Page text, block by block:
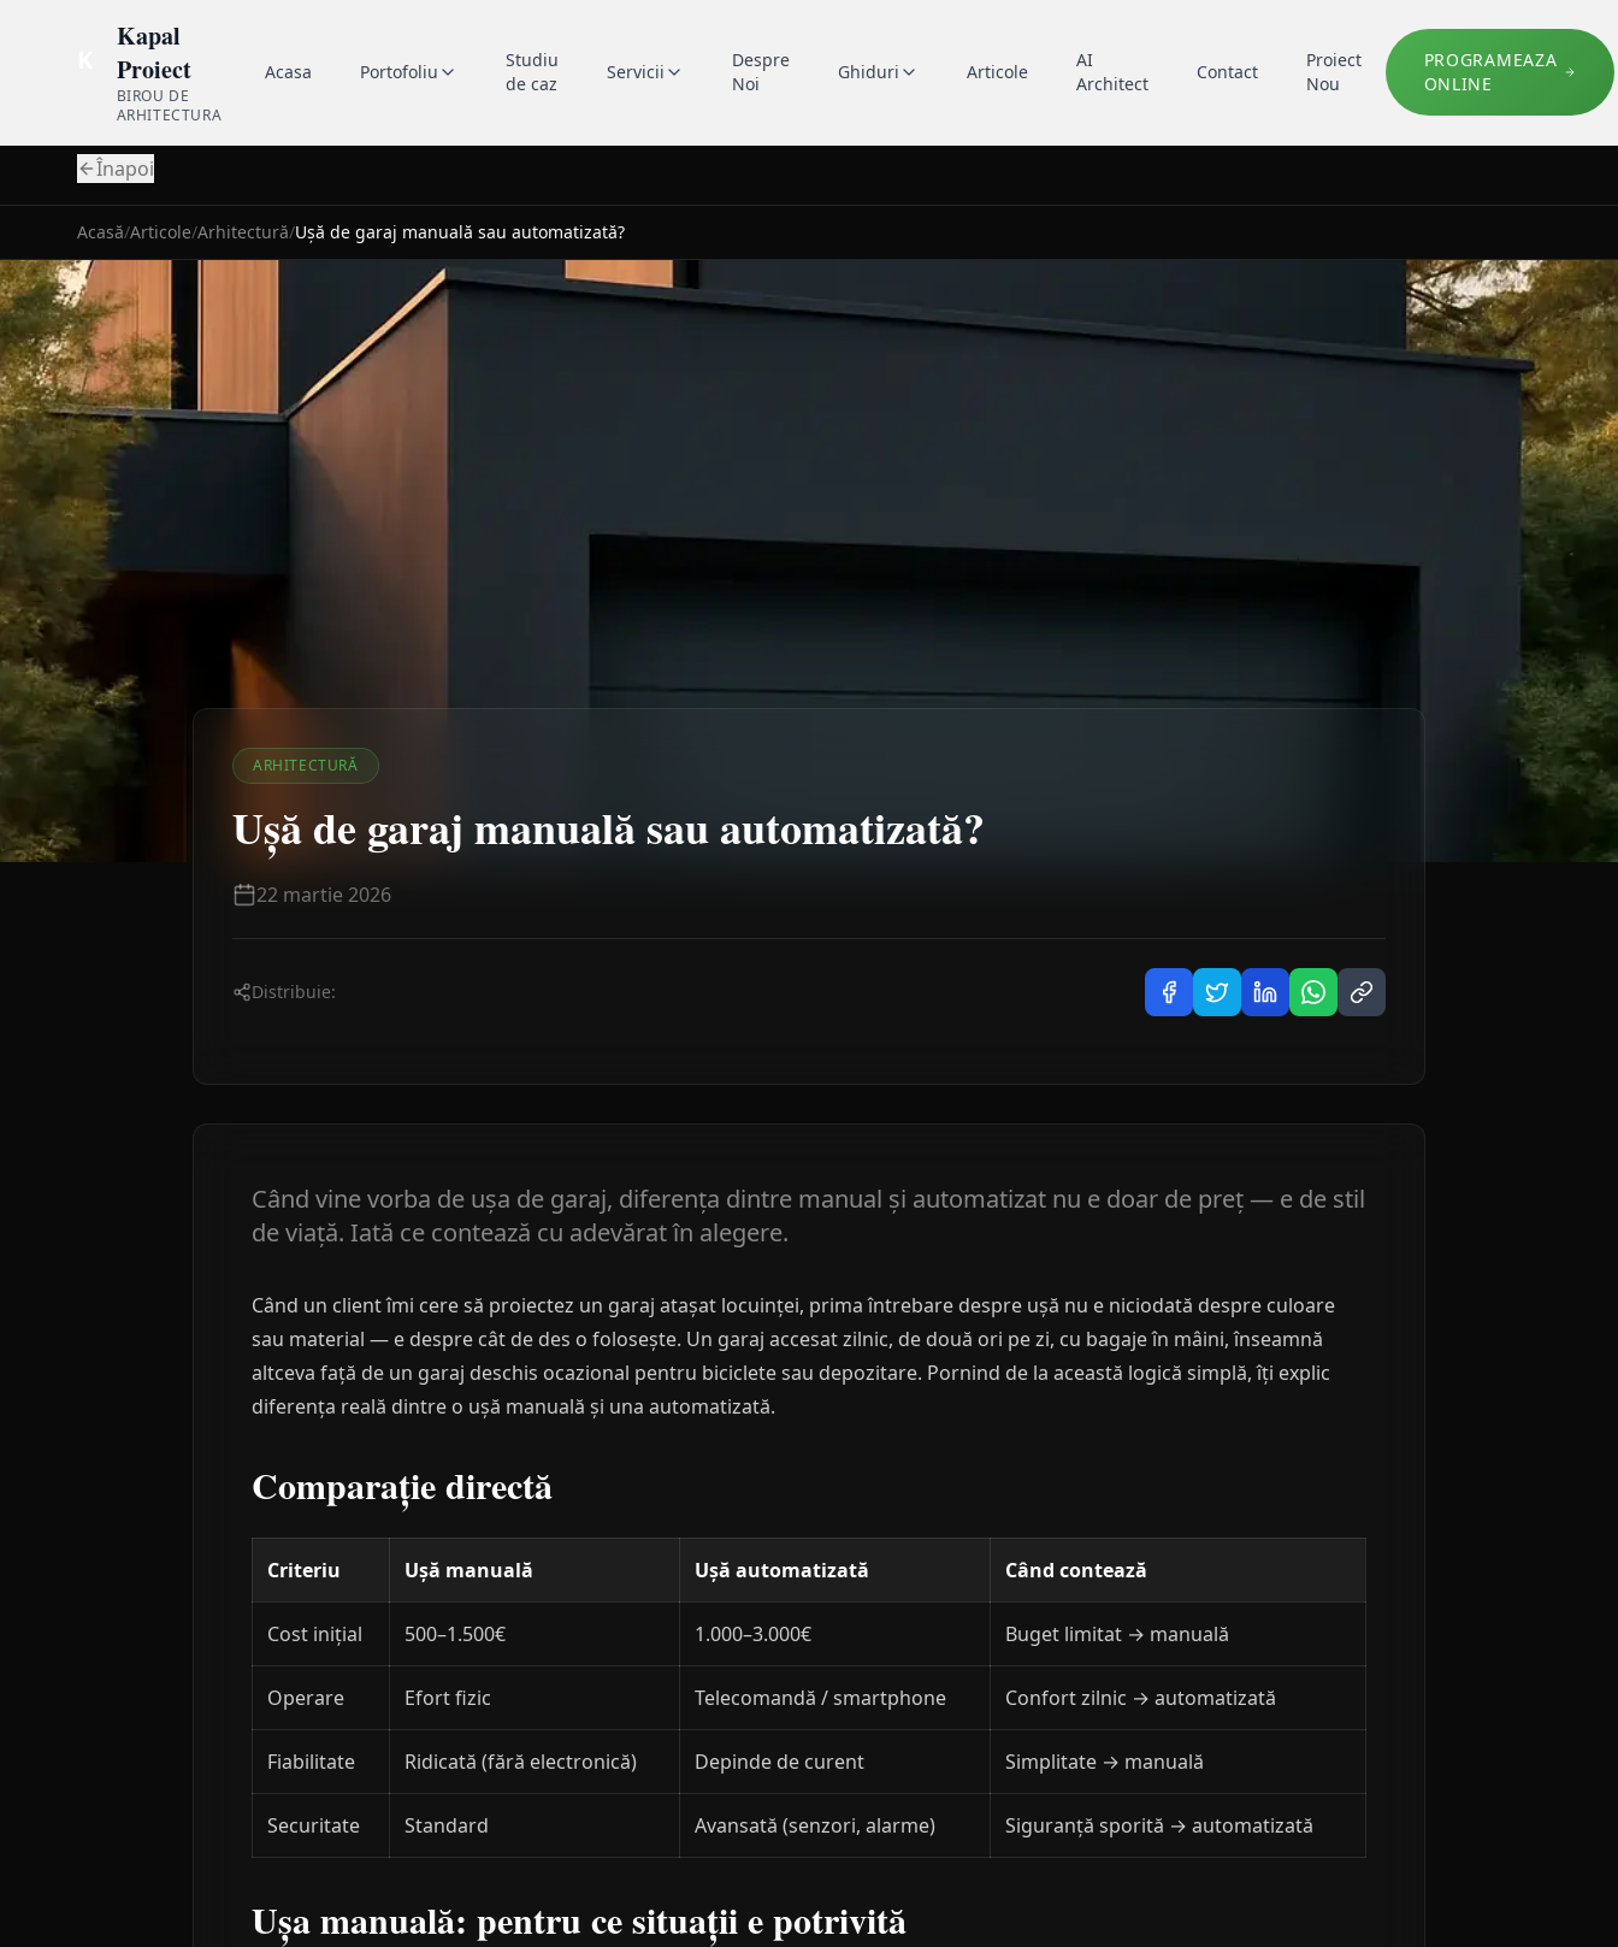
Kapal
Proiect
BIROU DE
ARHITECTURA
Acasa Portofoliu
Studiu
de caz
Servicii
Despre
Noi
Ghiduri Articole
AI
Architect
Contact
Proiect
Nou
PROGRAMEAZA
ONLINE
Înapoi
Acasă/Articole/Arhitectură/Ușă de garaj manuală sau automatizată?
ARHITECTURĂ
Ușă de garaj manuală sau automatizată?
22 martie 2026
Distribuie:
Când vine vorba de ușa de garaj, diferența dintre manual și automatizat nu e doar de preț — e de stil
de viață. Iată ce contează cu adevărat în alegere.
Când un client îmi cere să proiectez un garaj atașat locuinței, prima întrebare despre ușă nu e niciodată despre culoare
sau material — e despre cât de des o folosește. Un garaj accesat zilnic, de două ori pe zi, cu bagaje în mâini, înseamnă
altceva față de un garaj deschis ocazional pentru biciclete sau depozitare. Pornind de la această logică simplă, îți explic
diferența reală dintre o ușă manuală și una automatizată.
Comparație directă
Criteriu Ușă manuală Ușă automatizată Când contează
Cost inițial 500–1.500€ 1.000–3.000€ Buget limitat → manuală
Operare Efort fizic Telecomandă / smartphone Confort zilnic → automatizată
Fiabilitate Ridicată (fără electronică) Depinde de curent Simplitate → manuală
Securitate Standard Avansată (senzori, alarme) Siguranță sporită → automatizată
Ușa manuală: pentru ce situații e potrivită